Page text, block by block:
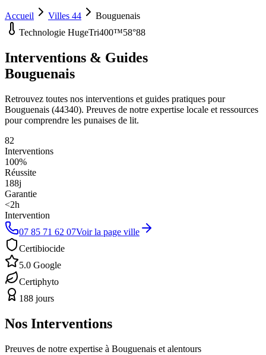
Accueil Villes 44
Bouguenais
Technologie HugeTri400™58°88
Interventions & Guides
Bouguenais
Retrouvez toutes nos interventions et guides pratiques pour
Bouguenais (44340). Preuves de notre expertise locale et ressources
pour comprendre les punaises de lit.
82
Interventions
100%
Réussite
188j
Garantie
<2h
Intervention
07 85 71 62 07Voir la page ville
Certibiocide
5.0 Google
Certiphyto
188 jours
Nos Interventions
Preuves de notre expertise à Bouguenais et alentours